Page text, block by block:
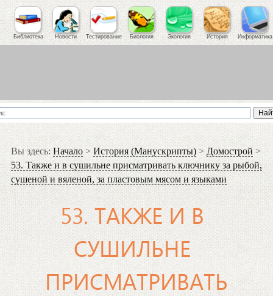
Библиотека Новости Тестирование Биология Экология История Информатика
Вы здесь: Начало >История (Манускрипты) > Домострой >
53. Также и в сушильне присматривать ключнику за рыбой,
сушеной и вяленой, за пластовым мясом и языками
53. ТАКЖЕ И В
СУШИЛЬНЕ
ПРИСМАТРИВАТЬ